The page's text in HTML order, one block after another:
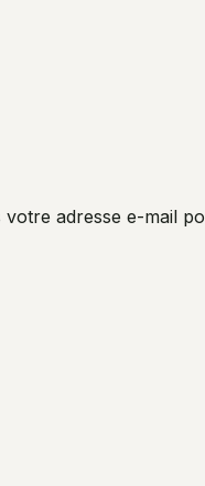
adresse e-mail